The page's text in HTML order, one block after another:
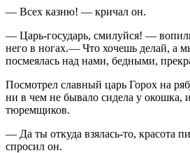
— Всех казню! — кричал он.
— Царь-государь, смилуйся! —
него в ногах.— Что хочешь делай, а
посмеялась над нами, бедными,
Посмотрел славный царь Горох на
ни в чем не бывало сидела у окошка,
тюремщиков.
— Да ты откуда взялась-то, красота
спросил он.